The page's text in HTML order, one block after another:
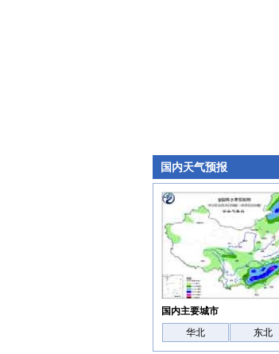
国内天气预报
国内主要城市
华北
东北